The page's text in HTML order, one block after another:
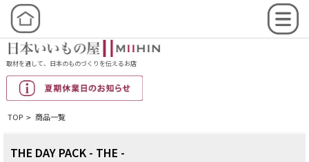
取材を通して、日本のものづくりを伝えるお店
TOP > 商品一覧
THE DAY PACK - THE -